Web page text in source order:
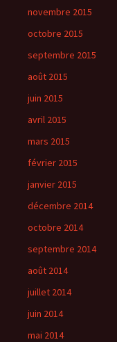
novembre 2015
octobre 2015
septembre 2015
août 2015
juin 2015
avril 2015
mars 2015
février 2015
janvier 2015
décembre 2014
octobre 2014
septembre 2014
août 2014
juillet 2014
juin 2014
mai 2014